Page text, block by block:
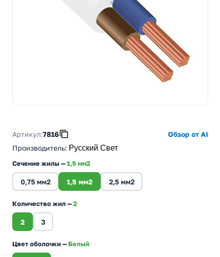
Артикул:7816
Обзор от AI
Производитель: Русский Свет
Сечение жилы —1,5 мм2
0,75 мм2 1,5 мм2 2,5 мм2
Количество жил —2
2 3
Цвет оболочки —Белый